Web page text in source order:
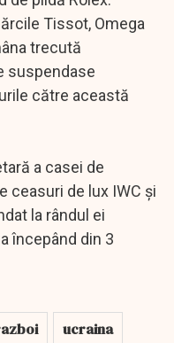
Tissot, Omega
trecută
suspendase
către această
a casei de
ceasuri de lux IWC şi
la rândul ei
începând din 3
ucraina